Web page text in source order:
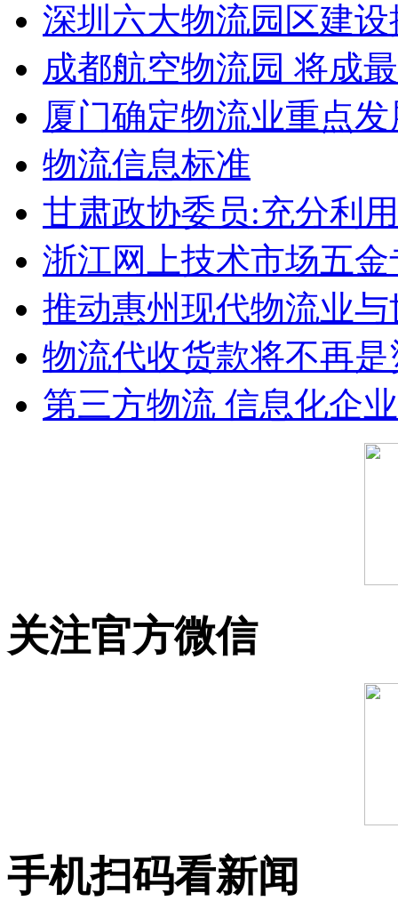
深圳六大物流园区建设
成都航空物流园 将成
厦门确定物流业重点
物流信息标准
甘肃政协委员:充分利
浙江网上技术市场五
推动惠州现代物流业
物流代收货款将不再
第三方物流 信息化企
关注官方微信
手机扫码看新闻